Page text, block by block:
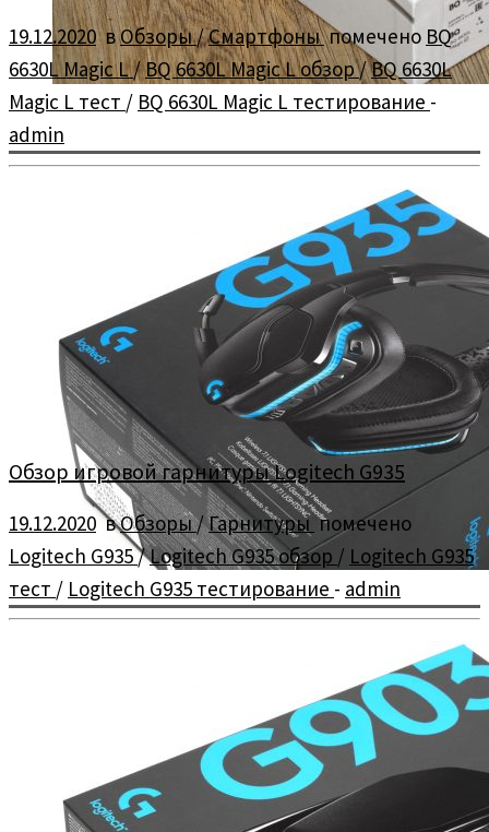
Обзор и тестирование смартфона BQ 6630L Magic L
19.12.2020вОбзоры/Смартфоныпомечено BQ
6630L Magic L/BQ 6630L Magic L обзор/BQ 6630L
Magic L тест / BQ 6630L Magic L тестирование -
admin
Обзор и тестирование игровой гарнитуры Logitech G935
Обзор игровой гарнитуры Logitech G935
19.12.2020вОбзоры/Гарнитурыпомечено
Logitech G935/Logitech G935 обзор / Logitech G935
тест / Logitech G935 тестирование - admin